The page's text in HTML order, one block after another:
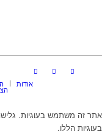
אודות
אתר זה משתמש בעוגיות.
בעוגיות הללו.